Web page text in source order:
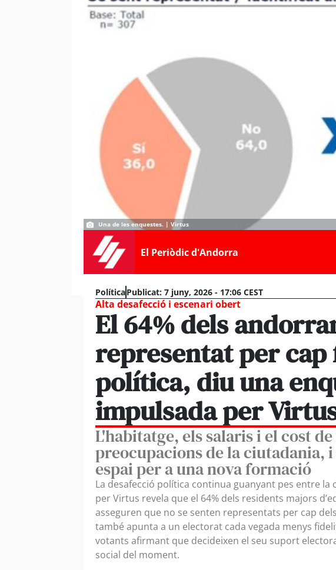
Una de les enquestes. | Virtus
El Periòdic d'Andorra
PolíticaPublicat: 7 juny, 2026 - 17:06 CEST
Alta desafecció i escenari obert
El 64% dels
representat per
política, diu una
impulsada per
L'habitatge, els salaris i el cost
preocupacions de la ciutadania,
espai per a una nova formació
La desafecció política continua guanyant pes entre
per Virtus revela que el 64% dels residents majors
asseguren que no se senten representats per cap
també apunta a un electorat cada vegada menys
votants afirmant que decideixen el seu suport
social del moment.